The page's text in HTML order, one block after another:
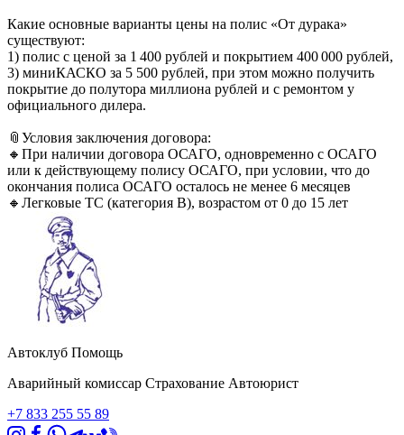
Какие основные варианты цены на полис «От дурака»
существуют:
1) полис с ценой за 1 400 рублей и покрытием 400 000 рублей,
3) миниКАСКО за 5 500 рублей, при этом можно получить
покрытие до полутора миллиона рублей и с ремонтом у
официального дилера.
📎Условия заключения договора:
🔸При наличии договора ОСАГО, одновременно с ОСАГО
или к действующему полису ОСАГО, при условии, что до
окончания полиса ОСАГО осталось не менее 6 месяцев
🔸Легковые ТС (категория В), возрастом от 0 до 15 лет
Автоклуб Помощь
Аварийный комиссар Страхование Автоюрист
+7 833 255 55 89